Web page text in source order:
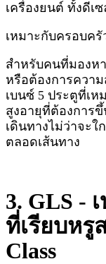
เครื่องยนต์ ทั้งดีเ
เหมาะกับครอบค
สำหรับคนที่มองห
หรือต้องการควา
เบนซ์ 5 ประตูที่เ
สูงอายุที่ต้องการ
เดินทางไม่ว่าจะ
ตลอดเส้นทาง
3. GLS -
ที่เรียบห
Class